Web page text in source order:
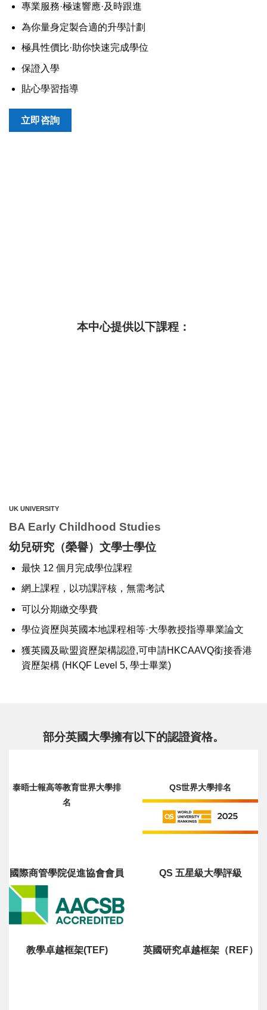
專業服務·極速響應·及時跟進
為你量身定製合適的升學計劃
極具性價比·助你快速完成學位
保證入學
貼心學習指導
立即咨詢
本中心提供以下課程：
UK UNIVERSITY
BA Early Childhood Studies
幼兒研究（榮譽）文學士學位
最快 12 個月完成學位課程
網上課程，以功課評核，無需考試
可以分期繳交學費
學位資歷與英國本地課程相等·大學教授指導畢業論文
獲英國及歐盟資歷架構認證,可申請HKCAAVQ銜接香港
資歷架構 (HKQF Level 5, 學士畢業)
部分英國大學擁有以下的認證資格。
泰晤士報高等教育世界大學排
名
QS世界大學排名
國際商管學院促進協會會員 QS 五星級大學評級
教學卓越框架(TEF) 英國研究卓越框架（REF）